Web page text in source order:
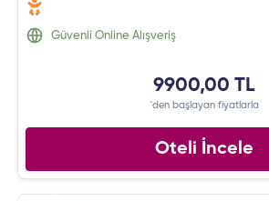
Güvenli Online Alışveriş
9900,00 TL
'den başlayan fiyatlarla
Oteli İncele